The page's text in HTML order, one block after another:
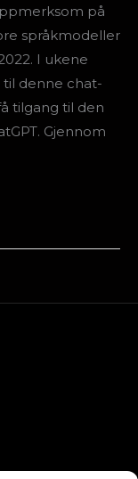
på
språkmodeller
I ukene
denne chat-
tilgang til den
Gjennom